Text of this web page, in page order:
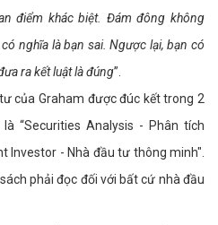
điểm khác biệt. Đám đông không
nghĩa là bạn sai. Ngược lại, bạn có
ra kết luật là đúng”.
của Graham được đúc kết trong 2
“Securities Analysis - Phân tích
Investor - Nhà đầu tư thông minh".
phải đọc đối với bất cứ nhà đầu